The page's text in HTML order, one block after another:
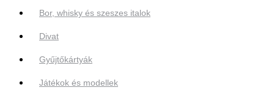
Bor, whisky és szeszes italok
Divat
Gyűjtőkártyák
Játékok és modellek